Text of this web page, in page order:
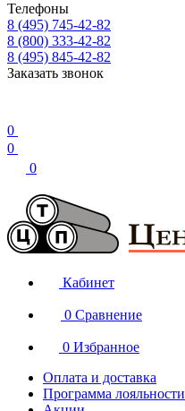
Телефоны
8 (495) 745-42-82
8 (800) 333-42-82
8 (495) 845-42-82
Заказать звонок
0
0
0
Кабинет
0 Сравнение
0 Избранное
Оплата и доставка
Программа лояльности